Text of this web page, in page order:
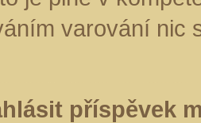
varování nic
příspěvek